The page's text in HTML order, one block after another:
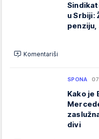
u Srbiji:
penziju,
Komentariši
SPONA
Kako je
divi